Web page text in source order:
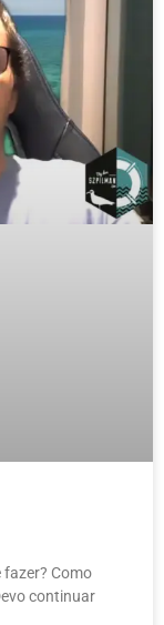
fazer? Como
continuar